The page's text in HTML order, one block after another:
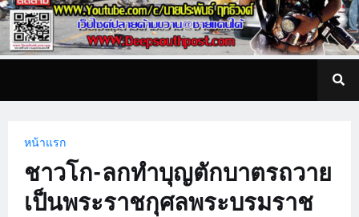
หน้าแรก
ชาวโก-ลกทำบุญตักบาตรถวาย
เป็นพระราชกุศลพระบรมราช